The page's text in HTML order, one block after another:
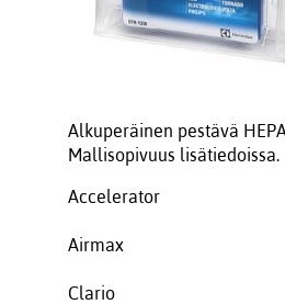
Alkuperäinen pestävä
Mallisopivuus lisätiedoissa.
Accelerator
Airmax
Clario